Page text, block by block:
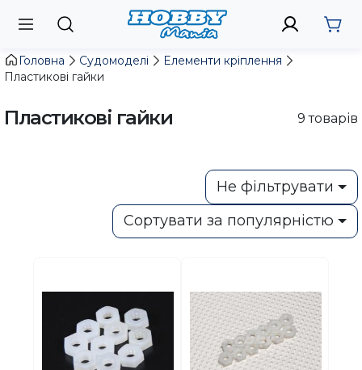
Головна Судомоделі
Елементи кріплення
Пластикові гайки
Пластикові гайки 9 товарів
Не фільтрувати
Сортувати за популярністю